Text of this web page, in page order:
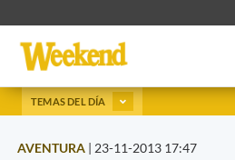
TEMAS DEL DÍA
AVENTURA | 23-11-2013 17:47